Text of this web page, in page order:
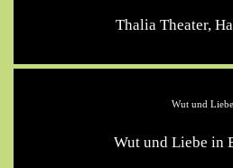
Thalia Theater,
Wut und Liebe
Wut und Liebe in